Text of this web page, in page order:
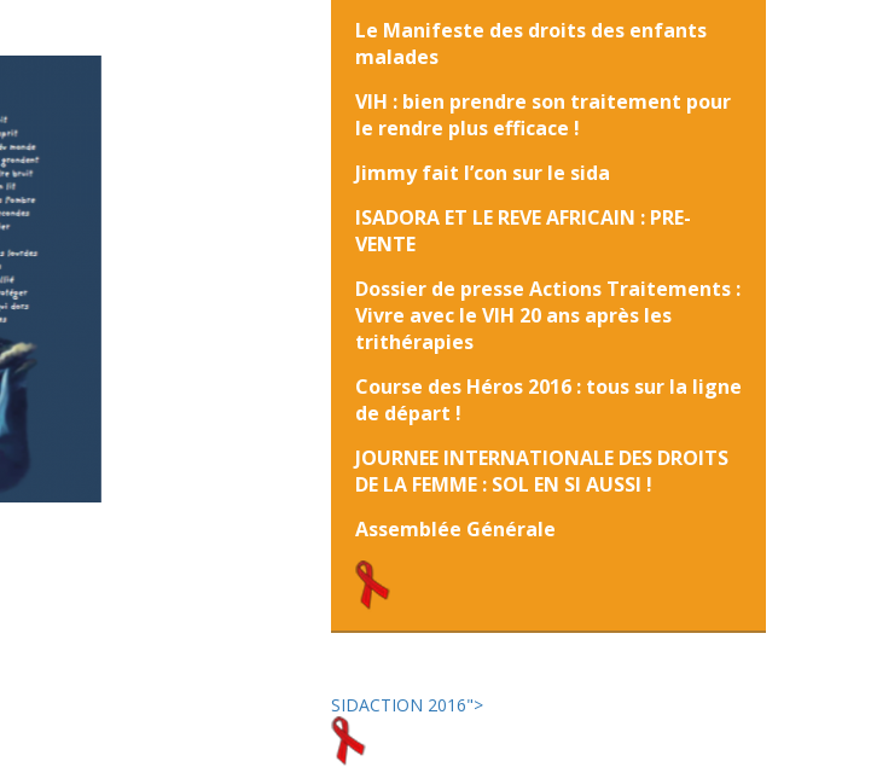
Le Manifeste des droits des enfants
malades
VIH : bien prendre son traitement pour
le rendre plus efficace !
Jimmy fait l’con sur le sida
ISADORA ET LE REVE AFRICAIN : PRE-
VENTE
Dossier de presse Actions Traitements :
Vivre avec le VIH 20 ans après les
trithérapies
Course des Héros 2016 : tous sur la ligne
de départ !
JOURNEE INTERNATIONALE DES DROITS
DE LA FEMME : SOL EN SI AUSSI !
Assemblée Générale
SIDACTION 2016">